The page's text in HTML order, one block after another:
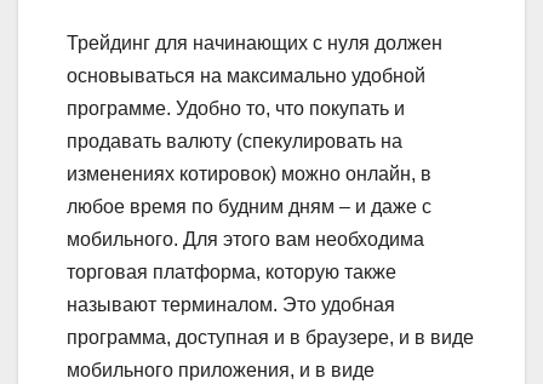
Трейдинг для начинающих с нуля должен
основываться на максимально удобной
программе. Удобно то, что покупать и
продавать валюту (спекулировать на
изменениях котировок) можно онлайн, в
любое время по будним дням – и даже с
мобильного. Для этого вам необходима
торговая платформа, которую также
называют терминалом. Это удобная
программа, доступная и в браузере, и в виде
мобильного приложения, и в виде